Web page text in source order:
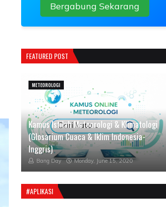
Bergabung Sekarang
FEATURED POST
METEOROLOGI
Kamus Istilah Meteorologi & Klimatologi
(Glosarium Cuaca & Iklim Indonesia-
Inggris)
Bang Day Monday, June 15, 2020
#APLIKASI